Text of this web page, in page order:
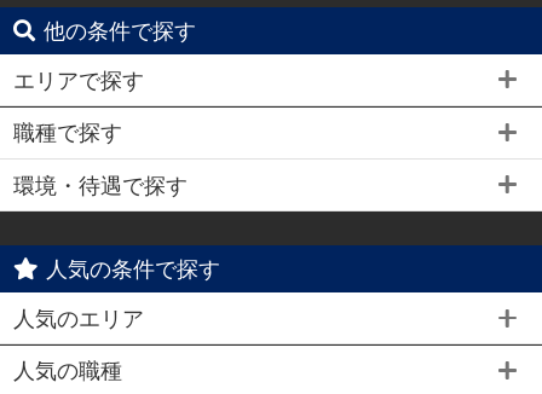
他の条件で探す
エリアで探す
職種で探す
環境・待遇で探す
人気の条件で探す
人気のエリア
人気の職種